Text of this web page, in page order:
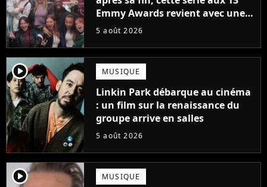
Emmy Awards revient avec une
suite... totalement différente
5 août 2026
player2 MUSIQUE
Linkin Park débarque au cinéma
: un film sur la renaissance du
groupe arrive en salles
5 août 2026
player2 MUSIQUE